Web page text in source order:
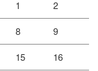
1 2
8 9
15 16